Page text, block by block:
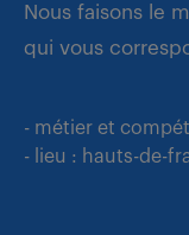
Nous faisons le
qui vous
- métier et
- lieu : hauts-de-